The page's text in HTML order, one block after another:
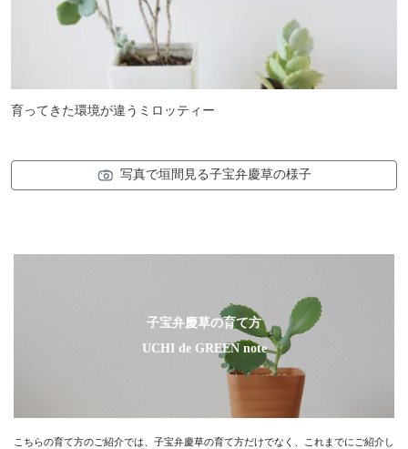
育ってきた環境が違うミロッティー
写真で垣間見る子宝弁慶草の様子
子宝弁慶草の育て方
UCHI de GREEN note
こちらの育て方のご紹介では、子宝弁慶草の育て方だけでなく、これまでにご紹介し